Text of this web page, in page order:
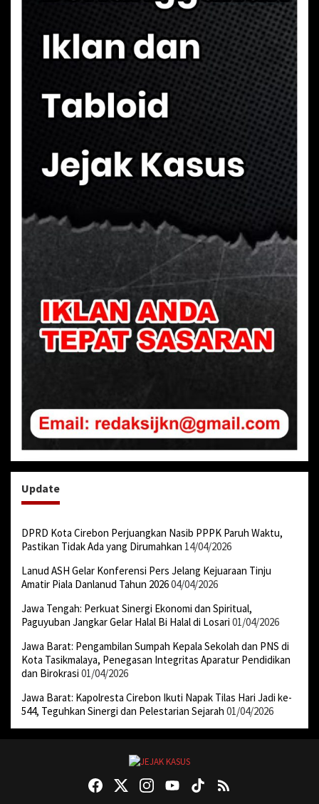
Update
DPRD Kota Cirebon Perjuangkan Nasib PPPK Paruh Waktu,
Pastikan Tidak Ada yang Dirumahkan 14/04/2026
Lanud ASH Gelar Konferensi Pers Jelang Kejuaraan Tinju
Amatir Piala Danlanud Tahun 202604/04/2026
Jawa Tengah: Perkuat Sinergi Ekonomi dan Spiritual,
Paguyuban Jangkar Gelar Halal Bi Halal di Losari 01/04/2026
Jawa Barat: Pengambilan Sumpah Kepala Sekolah dan PNS di
Kota Tasikmalaya, Penegasan Integritas Aparatur Pendidikan
dan Birokrasi 01/04/2026
Jawa Barat: Kapolresta Cirebon Ikuti Napak Tilas Hari Jadi ke-
544, Teguhkan Sinergi dan Pelestarian Sejarah 01/04/2026